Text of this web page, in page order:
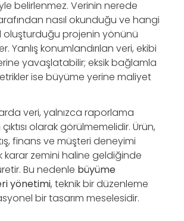
belirlenmez. Verinin nerede
nasıl okunduğu ve hangi
oluşturduğu projenin yönünü
Yanlış konumlandırılan veri, ekibi
yavaşlatabilir; eksik bağlamla
ise büyüme yerine maliyet
veri, yalnızca raporlama
olarak görülmemelidir. Ürün,
finans ve müşteri deneyimi
karar zemini haline geldiğinde
Bu nedenle büyüme
yönetimi, teknik bir düzenleme
bir tasarım meselesidir.